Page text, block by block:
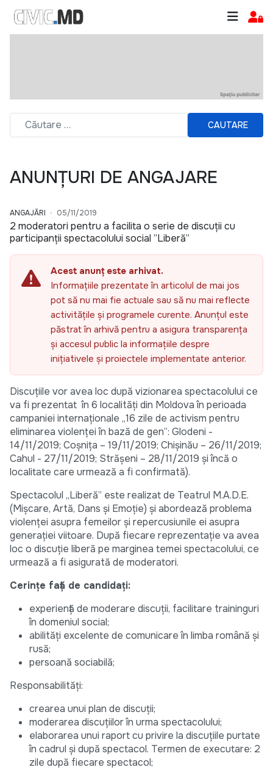
CAUTARE
ANUNȚURI DE ANGAJARE
ANGAJĂRI 05/11/2019
2 moderatori pentru a facilita o serie de discuții cu
participanții spectacolului social ”Liberă”
Acest anunț este arhivat.
Informațiile prezentate în articolul de mai jos
pot să nu mai fie actuale sau să nu mai reflecte
activitățile și programele curente. Anunțul este
păstrat în arhivă pentru a asigura transparența
și accesul public la informațiile despre
inițiativele și proiectele implementate anterior.
Discuțiile vor avea loc după vizionarea spectacolului ce
va fi prezentat în 6 localități din Moldova în perioada
campaniei internaționale „16 zile de activism pentru
eliminarea violenței în bază de gen”: Glodeni -
14/11/2019; Coșnița – 19/11/2019; Chișinău – 26/11/2019;
Cahul - 27/11/2019; Strășeni – 28/11/2019 și încă o
localitate care urmează a fi confirmată).
Spectacolul „Liberă” este realizat de Teatrul M.A.D.E.
(Mișcare, Artă, Dans și Emoție) și abordează problema
violenței asupra femeilor și repercusiunile ei asupra
generației viitoare. După fiecare reprezentație va avea
loc o discuție liberă pe marginea temei spectacolului, ce
urmează a fi asigurată de moderatori.
Cerințe față de candidați:
experiență de moderare discuții, facilitare traininguri
în domeniul social;
abilități excelente de comunicare în limba română și
rusă;
persoană sociabilă;
Responsabilități:
crearea unui plan de discuții;
moderarea discuțiilor în urma spectacolului;
elaborarea unui raport cu privire la discuțiile purtate
în cadrul și după spectacol. Termen de executare: 2
zile după fiecare spectacol;